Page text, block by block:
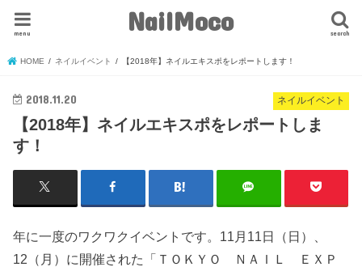
NailMoco search
menu
HOME ネイルイベント 【2018年】ネイルエキスポをレポートします！
ネイルイベント
2018.11.20
【2018年】ネイルエキスポをレポートしま
す！
年に一度のワクワクイベントです。11月11日（日）、
12（月）に開催された「ＴＯＫＹＯ ＮＡＩＬ ＥＸＰ